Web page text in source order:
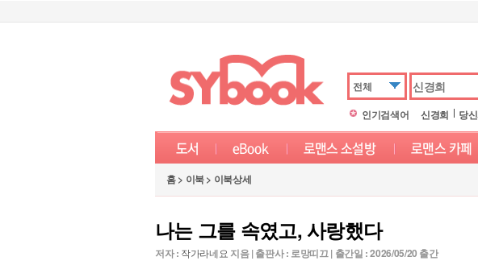
전체
인기검색어
신경희 당
홈 > 이북 > 이북상세
나는 그를 속였고, 사랑했다
저자 : 작가라네요 지음 | 출판사 : 로망띠끄 | 출간일 : 2026/05/20 출간